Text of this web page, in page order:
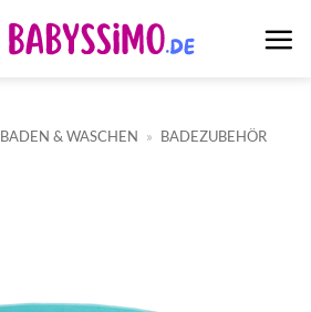
BADEN & WASCHEN » BADEZUBEHÖR